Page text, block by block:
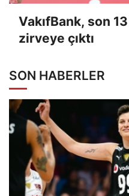
VakıfBank, son
zirveye çıktı
SON HABERLER